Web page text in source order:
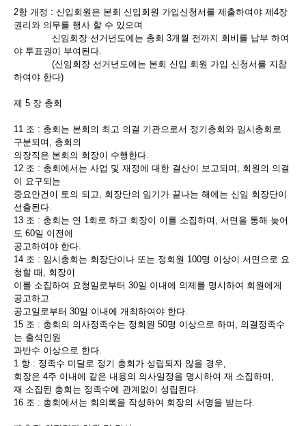
2항 개정 : 신입회원은 본회 신입회원 가입신청서를 제출하여야 제4장
권리와 의무를 행사 할 수 있으며
신임회장 선거년도에는 총회 3개월 전까지 회비를 납부 하여
야 투표권이 부여된다.
(신임회장 선거년도에는 본회 신입 회원 가입 신청서를 지참
하여야 한다)
제 5 장 총회
11 조 : 총회는 본회의 최고 의결 기관으로서 정기총회와 임시총회로
구분되며, 총회의
의장직은 본회의 회장이 수행한다.
12 조 : 총회에서는 사업 및 재정에 대한 결산이 보고되며, 회원의 의결
이 요구되는
중요안건이 토의 되고, 회장단의 임기가 끝나는 해에는 신임 회장단이
선출된다.
13 조 : 총회는 연 1회로 하고 회장이 이를 소집하며, 서면을 통해 늦어
도 60일 이전에
공고하여야 한다.
14 조 : 임시총회는 회장단이나 또는 정회원 100명 이상이 서면으로 요
청할 때, 회장이
이를 소집하여 요청일로부터 30일 이내에 의제를 명시하여 회원에게
공고하고
공고일로부터 30일 이내에 개최하여야 한다.
15 조 : 총회의 의사정족수는 정회원 50명 이상으로 하며, 의결정족수
는 출석인원
과반수 이상으로 한다.
1 항 : 정족수 미달로 정기 총회가 성립되지 않을 경우,
회장은 4주 이내에 같은 내용의 의사일정을 명시하여 재 소집하며,
재 소집된 총회는 정족수에 관계없이 성립된다.
16 조 : 총회에서는 회의록을 작성하여 회장의 서명을 받는다.